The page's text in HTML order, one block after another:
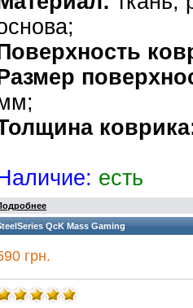
есть
QcK Mass Gaming
грн.